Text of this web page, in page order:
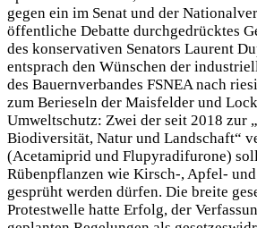
gegen ein im Senat und der
öffentliche Debatte durchgedrücktes
des konservativen Senators Laurent
entsprach den Wünschen der
des Bauernverbandes FSNEA nach
zum Berieseln der Maisfelder und
Umweltschutz: Zwei der seit 2018 zur
Biodiversität, Natur und Landschaft“
(Acetamiprid und Flupyradifurone)
Rübenpflanzen wie Kirsch-, Apfel- und
gesprüht werden dürfen. Die breite
Protestwelle hatte Erfolg, der